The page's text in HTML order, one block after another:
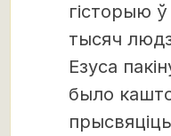
гісторыю
тысяч
Езуса
было